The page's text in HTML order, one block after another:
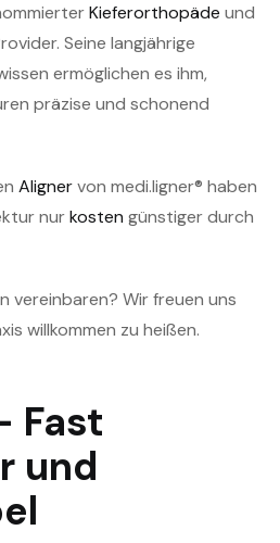
Kieferorthopäde und
Seine langjährige
ermöglichen es ihm,
präzise und schonend
Alignervon medi.ligner® haben
nurkosten günstiger durch
vereinbaren? Wir freuen uns
willkommen zu heißen.
Fast
und